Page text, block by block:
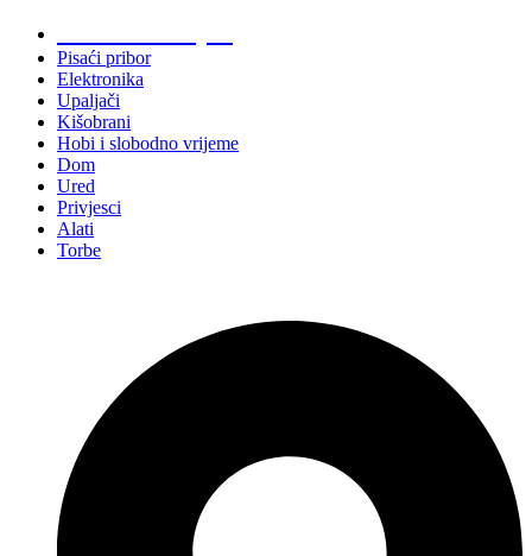
Pisaći pribor
Elektronika
Upaljači
Kišobrani
Hobi i slobodno vrijeme
Dom
Ured
Privjesci
Alati
Torbe